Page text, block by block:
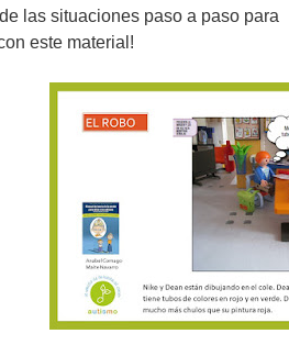
las situaciones paso a paso para
este material!